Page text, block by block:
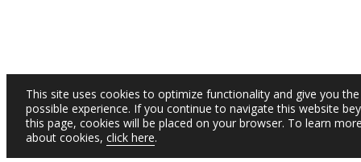
This site uses cookies to optimize functionality and give you
possible experience. If you continue to navigate this website
this page, cookies will be placed on your browser. To learn
about cookies, click here.